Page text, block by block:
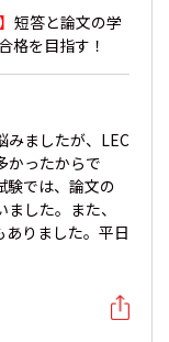
短答と論文の学
格を目指す！
みましたが、LEC
かったからで
験では、論文の
した。また、
りました。平日